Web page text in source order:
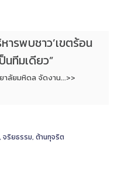
รพบชาว’เขตร้อน
นทีมเดียว”
าลัยมหิดล จัดงาน...>>
, จริยธรรม, ต้านทุจริต